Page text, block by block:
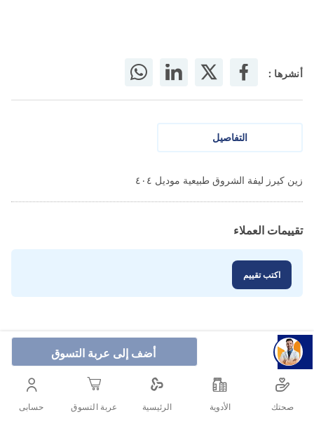
أضف إلى عربة التسوق
أنشرها :
التفاصيل
زين كيرز ليفة الشروق طبيعية موديل ٤٠٤
تقييمات العملاء
اكتب تقييم
صحتك الأدوية الرئيسية عربة التسوق حسابى